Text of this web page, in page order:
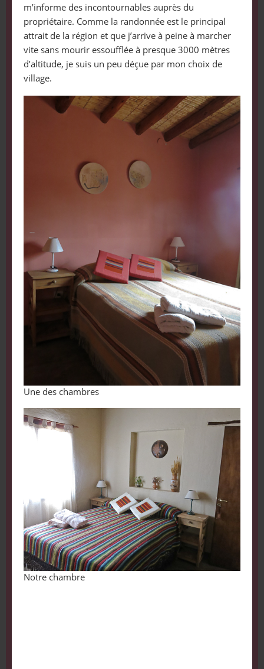
m’informe des incontournables auprès du
propriétaire. Comme la randonnée est le principal
attrait de la région et que j’arrive à peine à marcher
vite sans mourir essoufflée à presque 3000 mètres
d’altitude, je suis un peu déçue par mon choix de
village.
Une des chambres
Notre chambre